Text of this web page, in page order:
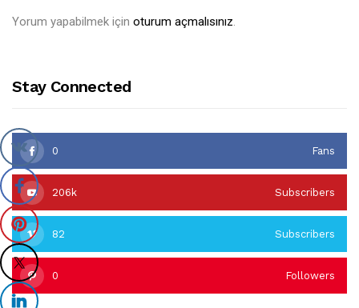
Yorum yapabilmek için oturum açmalısınız.
Stay Connected
0 Fans
206k Subscribers
82 Subscribers
0 Followers